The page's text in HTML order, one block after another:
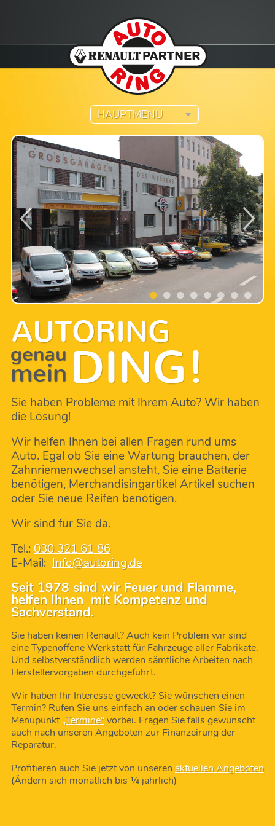
HAUPTMENÜ
Sie haben Probleme mit Ihrem Auto? Wir haben
die Lösung!
Wir helfen Ihnen bei allen Fragen rund ums
Auto. Egal ob Sie eine Wartung brauchen, der
Zahnriemenwechsel ansteht, Sie eine Batterie
benötigen, Merchandisingartikel Artikel suchen
oder Sie neue Reifen benötigen.
Wir sind für Sie da.
Tel.: 030 321 61 86
E-Mail: Info@autoring.de
Seit 1978 sind wir Feuer und Flamme,
helfen Ihnen mit Kompetenz und
Sachverstand.
Sie haben keinen Renault? Auch kein Problem wir sind
eine Typenoffene Werkstatt für Fahrzeuge aller Fabrikate.
Und selbstverständlich werden sämtliche Arbeiten nach
Herstellervorgaben durchgeführt.
Wir haben Ihr Interesse geweckt? Sie wünschen einen
Termin? Rufen Sie uns einfach an oder schauen Sie im
Menüpunkt„Termine“vorbei. Fragen Sie falls gewünscht
auch nach unseren Angeboten zur Finanzeirung der
Reparatur.
Profitieren auch Sie jetzt von unseren aktuellen Angeboten
(Ändern sich monatlich bis ¼ jahrlich)